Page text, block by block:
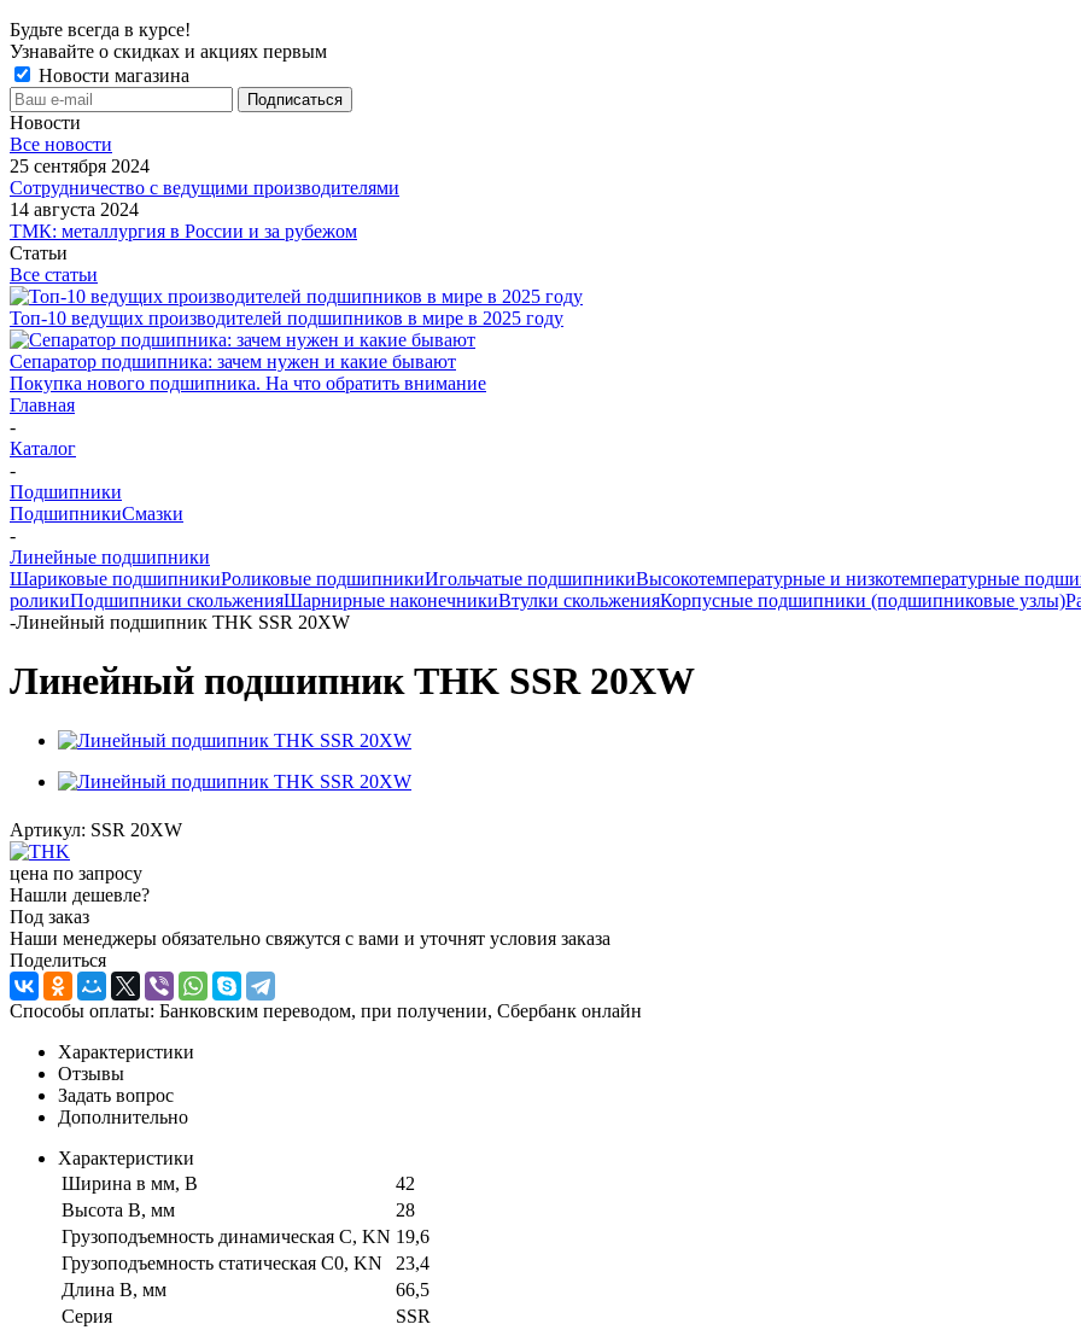
Будьте всегда в курсе!
Узнавайте о скидках и акциях первым
Новости магазина
Новости
Все новости
25 сентября 2024
Сотрудничество с ведущими производителями
14 августа 2024
ТМК: металлургия в России и за рубежом
Статьи
Все статьи
Топ-10 ведущих производителей подшипников в мире в 2025 году
Сепаратор подшипника: зачем нужен и какие бывают
Покупка нового подшипника. На что обратить внимание
Главная
-
Каталог
-
Подшипники
ПодшипникиСмазки
-
Линейные подшипники
Шариковые подшипникиРоликовые подшипникиИгольчатые подшипникиВысокотемпературные и низкотемпературные
роликиПодшипники скольженияШарнирные наконечникиВтулки скольженияКорпусные подшипники (подшипниковые узлы)
-Линейный подшипник THK SSR 20XW
Линейный подшипник THK SSR 20XW
Артикул: SSR 20XW
цена по запросу
Нашли дешевле?
Под заказ
Наши менеджеры обязательно свяжутся с вами и уточнят условия заказа
Поделиться
Способы оплаты: Банковским переводом, при получении, Сбербанк онлайн
Характеристики
Отзывы
Задать вопрос
Дополнительно
Характеристики
Ширина в мм, B
42
Высота B, мм
28
Грузоподъемность динамическая C, KN 19,6
Грузоподъемность статическая C0, KN
23,4
Длина B, мм
66,5
Серия
SSR